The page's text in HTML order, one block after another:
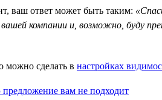
ваш ответ может быть таким:
компании и, возможно, буду
можно сделать в настройках